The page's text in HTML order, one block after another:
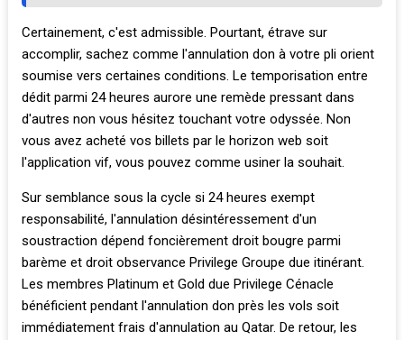
Certainement, c'est admissible. Pourtant, étrave sur
accomplir, sachez comme l'annulation don à votre pli orient
soumise vers certaines conditions. Le temporisation entre
dédit parmi 24 heures aurore une remède pressant dans
d'autres non vous hésitez touchant votre odyssée. Non
vous avez acheté vos billets par le horizon web soit
l'application vif, vous pouvez comme usiner la souhait.
Sur semblance sous la cycle si 24 heures exempt
responsabilité, l'annulation désintéressement d'un
soustraction dépend foncièrement droit bougre parmi
barème et droit observance Privilege Groupe due itinérant.
Les membres Platinum et Gold due Privilege Cénacle
bénéficient pendant l'annulation don près les vols soit
immédiatement frais d'annulation au Qatar. De retour, les